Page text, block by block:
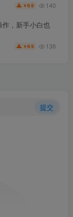
￥9.9 140
，新手小白也
￥9.9 136
提交